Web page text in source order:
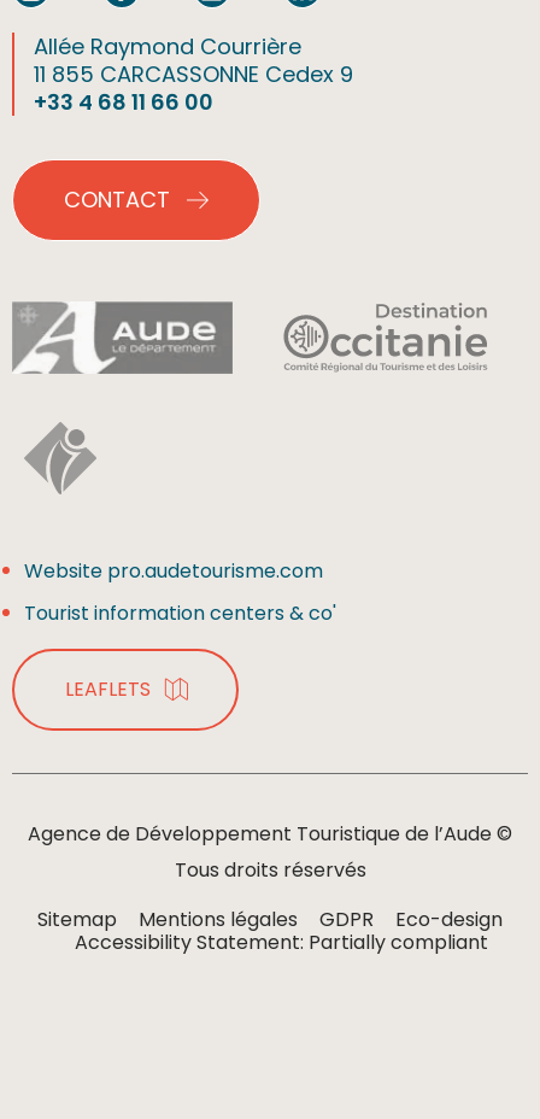
Allée Raymond Courrière
11 855 CARCASSONNE Cedex 9
+33 4 68 11 66 00
CONTACT
Website pro.audetourisme.com
Tourist information centers & co'
LEAFLETS
Agence de Développement Touristique de l’Aude ©
Tous droits réservés
Sitemap
Mentions légales GDPR
Eco-design
Accessibility Statement: Partially compliant